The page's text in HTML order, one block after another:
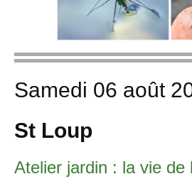
Samedi 06 août
St Loup
Atelier jardin : la vie de